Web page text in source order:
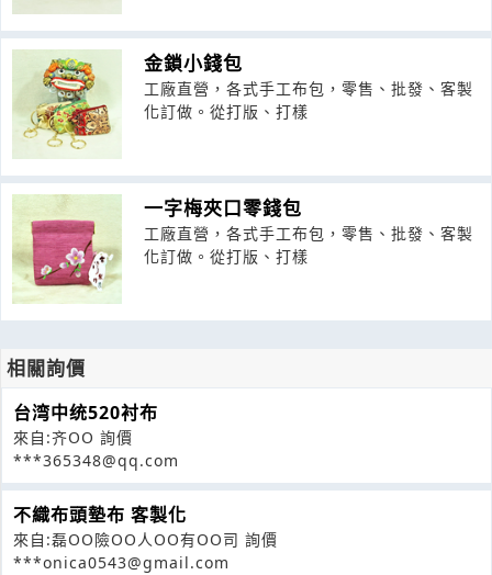
金鎖小錢包
工廠直營，各式手工布包，零售、批發、客製
化訂做。從打版、打樣
一字梅夾口零錢包
工廠直營，各式手工布包，零售、批發、客製
化訂做。從打版、打樣
相關詢價
台湾中统520衬布
來自:齐OO 詢價
***365348@qq.com
不織布頭墊布 客製化
來自:磊OO險OO人OO有OO司 詢價
***onica0543@gmail.com